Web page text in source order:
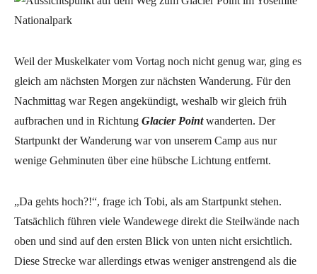
Weil der Muskelkater vom Vortag noch nicht genug war, ging es
gleich am nächsten Morgen zur nächsten Wanderung. Für den
Nachmittag war Regen angekündigt, weshalb wir gleich früh
aufbrachen und in Richtung Glacier Pointwanderten. Der
Startpunkt der Wanderung war von unserem Camp aus nur
wenige Gehminuten über eine hübsche Lichtung entfernt.
„Da gehts hoch?!“, frage ich Tobi, als am Startpunkt stehen.
Tatsächlich führen viele Wandewege direkt die Steilwände nach
oben und sind auf den ersten Blick von unten nicht ersichtlich.
Diese Strecke war allerdings etwas weniger anstrengend als die